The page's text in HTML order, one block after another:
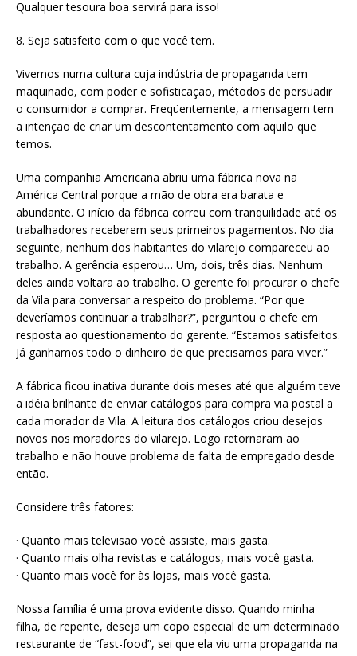
Qualquer tesoura boa servirá para isso!
8. Seja satisfeito com o que você tem.
Vivemos numa cultura cuja indústria de propaganda tem
maquinado, com poder e sofisticação, métodos de persuadir
o consumidor a comprar. Freqüentemente, a mensagem tem
a intenção de criar um descontentamento com aquilo que
temos.
Uma companhia Americana abriu uma fábrica nova na
América Central porque a mão de obra era barata e
abundante. O início da fábrica correu com tranqüilidade até os
trabalhadores receberem seus primeiros pagamentos. No dia
seguinte, nenhum dos habitantes do vilarejo compareceu ao
trabalho. A gerência esperou… Um, dois, três dias. Nenhum
deles ainda voltara ao trabalho. O gerente foi procurar o chefe
da Vila para conversar a respeito do problema. “Por que
deveríamos continuar a trabalhar?”, perguntou o chefe em
resposta ao questionamento do gerente. “Estamos satisfeitos.
Já ganhamos todo o dinheiro de que precisamos para viver.”
A fábrica ficou inativa durante dois meses até que alguém teve
a idéia brilhante de enviar catálogos para compra via postal a
cada morador da Vila. A leitura dos catálogos criou desejos
novos nos moradores do vilarejo. Logo retornaram ao
trabalho e não houve problema de falta de empregado desde
então.
Considere três fatores:
· Quanto mais televisão você assiste, mais gasta.
· Quanto mais olha revistas e catálogos, mais você gasta.
· Quanto mais você for às lojas, mais você gasta.
Nossa família é uma prova evidente disso. Quando minha
filha, de repente, deseja um copo especial de um determinado
restaurante de “fast-food”, sei que ela viu uma propaganda na